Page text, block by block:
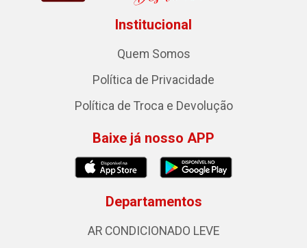
Institucional
Quem Somos
Política de Privacidade
Política de Troca e Devolução
Baixe já nosso APP
Departamentos
AR CONDICIONADO LEVE